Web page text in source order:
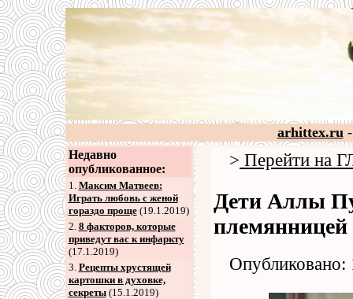
arhittex.ru-
Недавно
опубликованное:
1. Максим Матвеев:
Играть любовь с женой
гораздо проще(19.1.2019)
2. 8 факторов, которые
приведут вас к инфаркту
(17.1.2019)
3. Рецепты хрустящей
картошки в духовке,
секреты(15.1.2019)
> Перейти на
Дети Аллы
племянницей
Опубликовано: